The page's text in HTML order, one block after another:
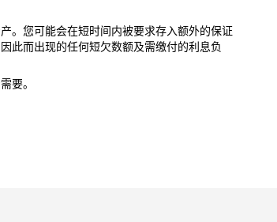
。您可能会在短时间内被要求存入额外的保证
此而出现的任何短欠数额及需缴付的利息负
要。